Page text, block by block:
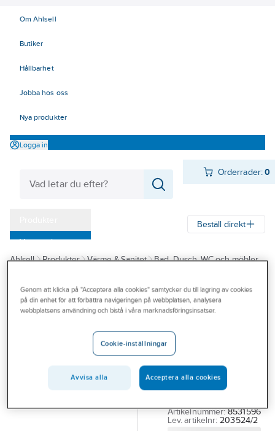
Om Ahlsell
Butiker
Hållbarhet
Jobba hos oss
Nya produkter
Logga in
Orderrader:0
Varumärken
Kampanjer
Outlet
Branscher
Beställ direkt
Ahlsell Produkter Värme & Sanitet
Bad, Dusch, WC och möbler
ORAS
Packning till
väggbricka,
Oras
ORAS 203524/2
PACKN. TV BRICKA 2-
Artikelnummer: 8531596
Lev. artikelnr: 203524/2
Genom att klicka på "Acceptera alla cookies" samtycker du till lagring av cookies
på din enhet för att förbättra navigeringen på webbplatsen, analysera
webbplatsens användning och bistå i våra marknadsföringsinsatser.
Cookie-inställningar
Avvisa alla Acceptera alla cookies